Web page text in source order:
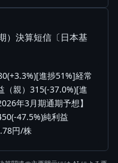
）決算短信〔日本基
進捗51%]経常
（親）315(-37.0%)[進
年3月期通期予想】
47.5%)純利益
円/株